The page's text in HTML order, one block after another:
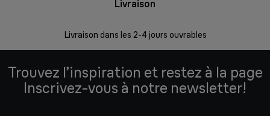
Livraison
Livraison dans les 2-4 jours ouvrables
Trouvez l’inspiration et restez à la page
Inscrivez-vous à notre newsletter!